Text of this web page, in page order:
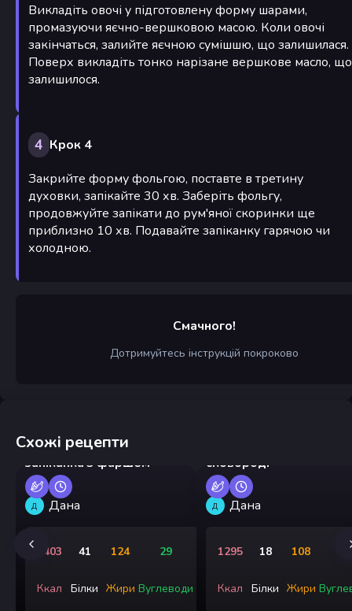
Викладіть овочі у підготовлену форму шарами,
промазуючи яєчно-вершковою масою. Коли овочі
закінчаться, залийте яєчною сумішшю, що залишилася.
Поверх викладіть тонко нарізане вершкове масло, що
залишилося.
4 Крок 4
Закрийте форму фольгою, поставте в третину
духовки, запікайте 30 хв. Заберіть фольгу,
продовжуйте запікати до рум'яної скоринки ще
приблизно 10 хв. Подавайте запіканку гарячою чи
холодною.
Смачного!
Дотримуйтесь інструкцій покроково
Схожі рецепти
Дитяча картопляна
запіканка з фаршем
Д Дана
1403
Ккал
41
Білки
124
Жири
29
Вуглеводи
сковороді
Д Дана
1295
Ккал
18
Білки
108
Жири
88